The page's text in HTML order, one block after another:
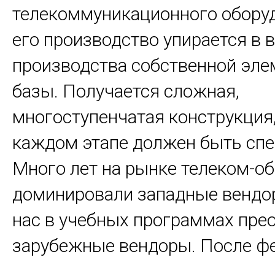
телекоммуникационного
его производство упирается в
производства собственной
базы. Получается сложная,
многоступенчатая
каждом этапе должен быть
Много лет на рынке телеком-
доминировали западные
нас в учебных программах
зарубежные вендоры. После